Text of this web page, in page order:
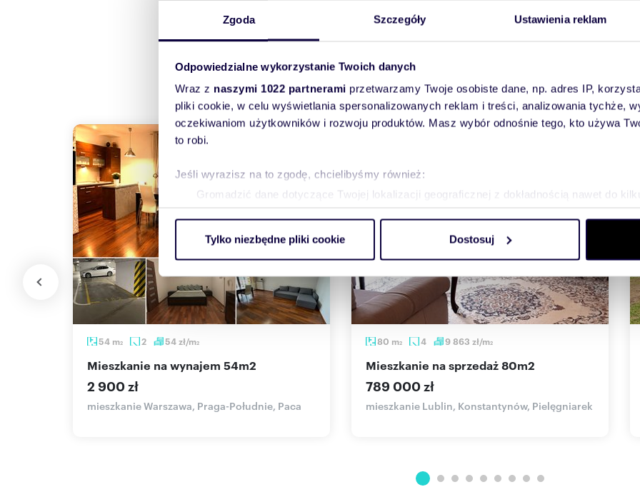
Zgoda Szczegóły Ustawienia reklam
Odpowiedzialne wykorzystanie Twoich danych
Wraz z naszymi 1022 partnerami przetwarzamy Twoje osobiste dane, np. adres IP,
pliki cookie, w celu wyświetlania spersonalizowanych reklam i treści, analizowania tychże,
oczekiwaniom użytkowników i rozwoju produktów. Masz wybór odnośnie tego, kto używa
to robi.
Jeśli wyrazisz na to zgodę, chcielibyśmy również:
Gromadzić dane dotyczące Twojej lokalizacji geograficznej z dokładnością nawet do
Dowiedz się więcej odnośnie tego, jak Twoje osobiste dane są przetwarzane oraz ustaw
Wykorzystujemy pliki cookie do spersonalizowania treści i reklam, aby oferować funkcje
ruch w naszej witrynie. Informacje o tym, jak korzystasz z naszej witryny, udostępniamy
Tylko niezbędne pliki cookie Dostosuj
Zobacz oferty nieruchomości
54 m2 2 54zł/m2
mieszkanie na wynajem 54m2
2 900 zł
mieszkanie Warszawa, Praga-Południe, Paca
80 m2 4 9 863zł/m2
mieszkanie na sprzedaż 80m2
789 000 zł
mieszkanie Lublin, Konstantynów, Pielęgniarek